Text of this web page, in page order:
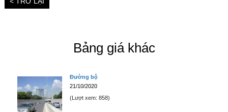
Bảng giá khác
Đường bộ
21/10/2020
(Lượt xem: 858)